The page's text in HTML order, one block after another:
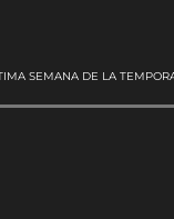
SEMANA DE LA